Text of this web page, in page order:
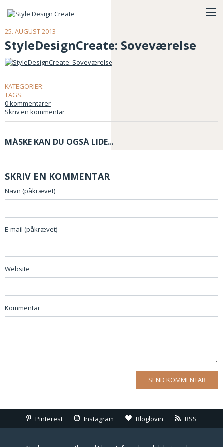
25. AUGUST 2013
StyleDesignCreate: Soveværelse
KATEGORIER:
TAGS:
0 kommentarer
Skriv en kommentar
MÅSKE KAN DU OGSÅ LIDE...
SKRIV EN KOMMENTAR
Navn (påkrævet)
E-mail (påkrævet)
Website
Kommentar
Pinterest Instagram Bloglovin RSS